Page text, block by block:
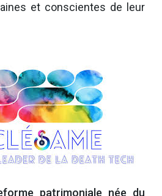
et conscientes de leur
patrimoniale née du